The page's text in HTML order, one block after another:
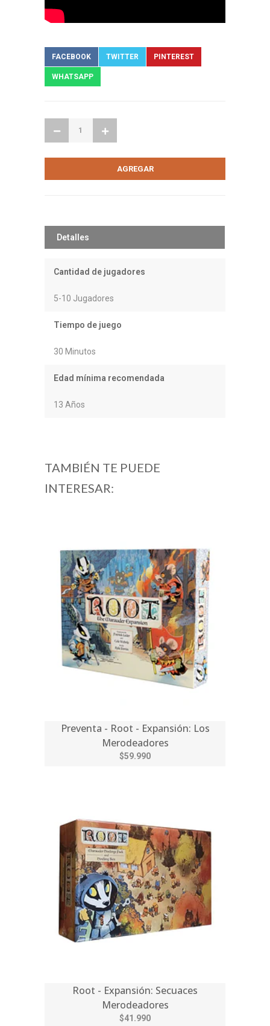
FACEBOOK TWITTER PINTEREST
WHATSAPP
Detalles
Cantidad de jugadores
5-10 Jugadores
Tiempo de juego
30 Minutos
Edad mínima recomendada
13 Años
TAMBIÉN TE PUEDE
INTERESAR:
Preventa - Root - Expansión: Los
Merodeadores
$59.990
Root - Expansión: Secuaces
Merodeadores
$41.990